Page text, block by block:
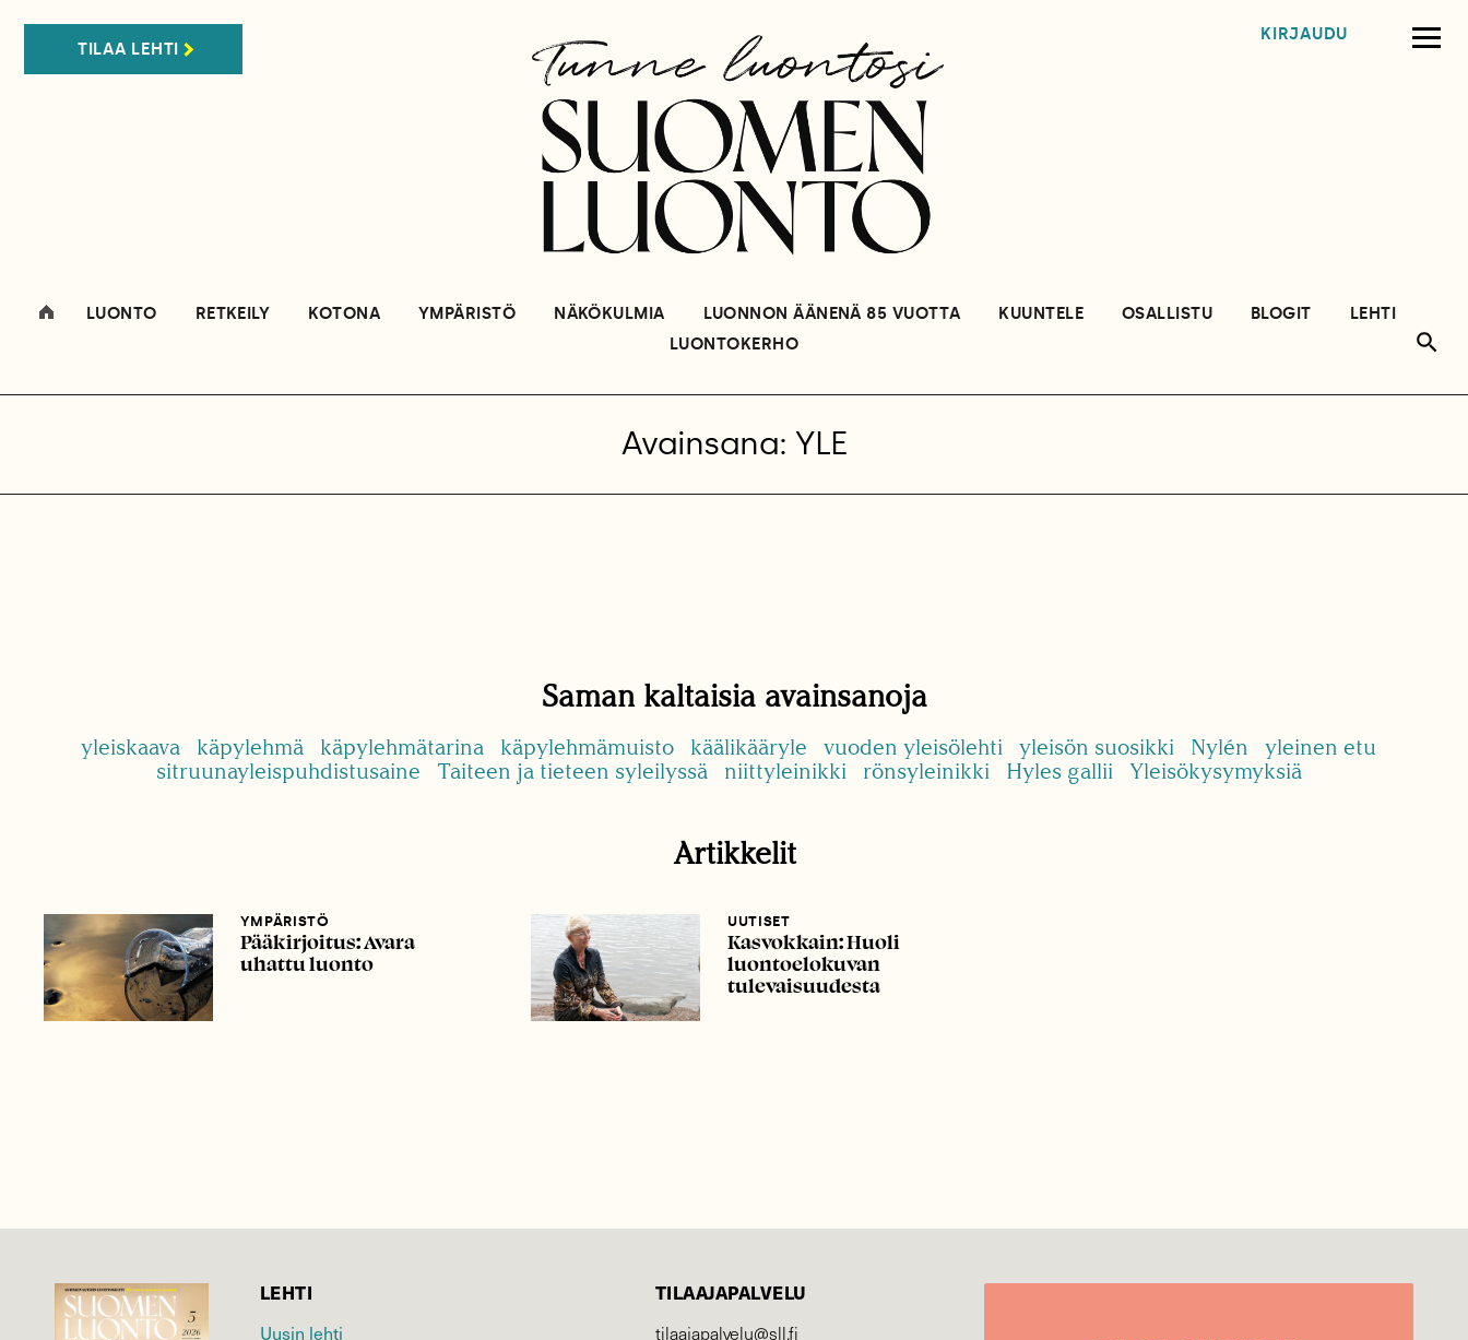
TILAA LEHTI
KIRJAUDU
LUONTO RETKEILY KOTONA YMPÄRISTÖ NÄKÖKULMIA LUONNON ÄÄNENÄ 85 VUOTTA KUUNTELE OSALLISTU BLOGIT
LEHTI
LUONTOKERHO
Avainsana: YLE
Saman kaltaisia avainsanoja
yleiskaava käpylehmä käpylehmätarina käpylehmämuisto käälikääryle vuoden yleisölehti yleisön suosikki Nylén
yleinen etu
sitruunayleispuhdistusaine
Taiteen ja tieteen syleilyssä niittyleinikki rönsyleinikki Hyles gallii Yleisökysymyksiä
Artikkelit
YMPÄRISTÖ
Pääkirjoitus: Avara
uhattu luonto
UUTISET
Kasvokkain: Huoli
luontoelokuvan
tulevaisuudesta
LEHTI
Uusin lehti
TILAAJAPALVELU
tilaajapalvelu@sll.fi